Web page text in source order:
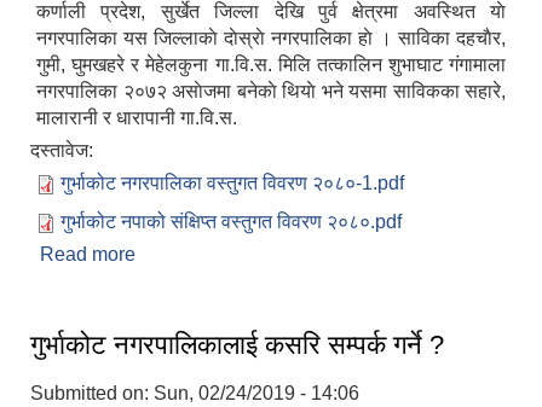
कर्णाली प्रदेश, सुर्खेत जिल्ला देखि पुर्व क्षेत्रमा अवस्थित याे
नगरपालिका यस जिल्लाकाे दाेस्राे नगरपालिका हाे । साविका दहचाैर,
गुमी, घुमखहरे र मेहेलकुना गा.वि.स. मिलि तत्कालिन शुभाघाट ग‌ंगामाला
नगरपालिका २०७२ असाेजमा बनेकाे थियाे भने यसमा साविकका सहारे,
मालारानी र धारापानी गा.वि.स.
दस्तावेज:
गुर्भाकोट नगरपालिका वस्तुगत विवरण २०८०-1.pdf
गुर्भाकोट नपाको संक्षिप्त वस्तुगत विवरण २०८०.pdf
Read more
गुर्भाकोट नगरपालिकालाई कसरि सम्पर्क गर्ने ?
Submitted on: Sun, 02/24/2019 - 14:06